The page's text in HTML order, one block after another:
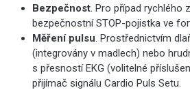
Bezpečnost. Pro případ rychlého
bezpečnostní STOP-pojistka ve
Měření pulsu. Prostřednictvím
(integrovány v madlech) nebo
s přesností EKG (volitelné
přijímač signálu Cardio Puls Setu.